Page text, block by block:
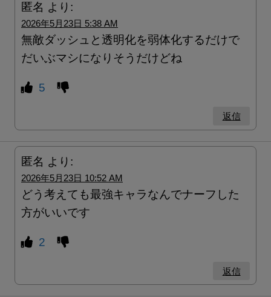
匿名 より:
2026年5月23日 5:38 AM
無敵ダッシュと透明化を弱体化するだけで
だいぶマシになりそうだけどね
5
返信
匿名 より:
2026年5月23日 10:52 AM
どう考えても最強キャラなんでナーフした
方がいいです
2
返信